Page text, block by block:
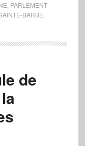
PARLEMENT
BARBE
de